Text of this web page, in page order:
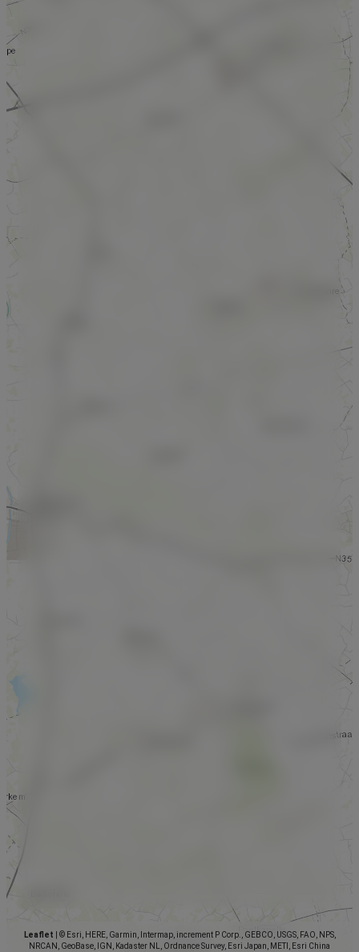
Leaflet
© Esri, HERE, Garmin, Intermap, increment P Corp., GEBCO, USGS, FAO, NPS,
NRCAN, GeoBase, IGN, Kadaster NL, Ordnance Survey, Esri Japan, METI, Esri China